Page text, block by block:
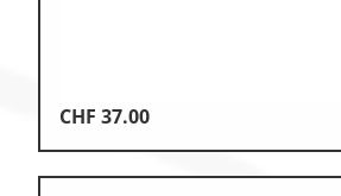
CHF 37.00